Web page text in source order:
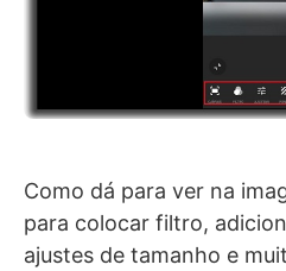
Como dá para ver na
para colocar filtro,
ajustes de tamanho e